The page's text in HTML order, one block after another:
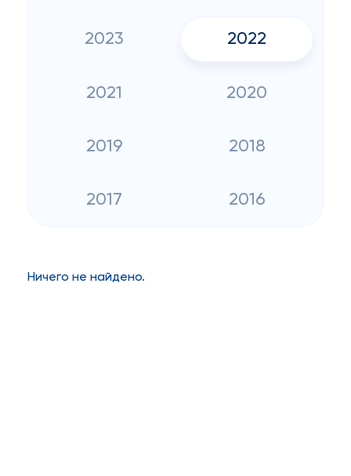
2023 2022
2021 2020
2019 2018
2017 2016
Ничего не найдено.